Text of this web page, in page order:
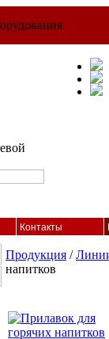
Контакты
Продукция /
напитков